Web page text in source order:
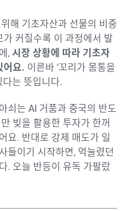
해 기초자산과 선물의 비중
커질수록 이 과정에서 발
, 시장 상황에 따라 기초자
어요. 이른바 ‘꼬리가 몸통을
다는 뜻입니다.
쇠는 AI 거품과 중국의 반도
빚을 활용한 투자가 한꺼
요. 반대로 강제 매도가 일
들이기 시작하면, 억눌렸던
. 오늘 반등이 유독 가팔랐